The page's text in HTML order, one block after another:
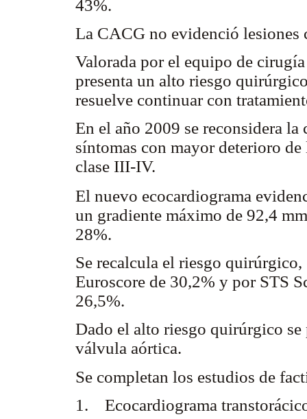
43%.
La CACG no evidenció
Valorada por el equipo de
presenta un alto riesgo
resuelve continuar con
En el año 2009 se reconsidera
síntomas con mayor deterioro
clase III-IV.
El nuevo ecocardiograma
un gradiente máximo de 92,4
28%.
Se recalcula el riesgo
Euroscore de 30,2% y por STS
26,5%.
Dado el alto riesgo quirúrgico se
válvula aórtica.
Se completan los estudios de
1. Ecocardiograma